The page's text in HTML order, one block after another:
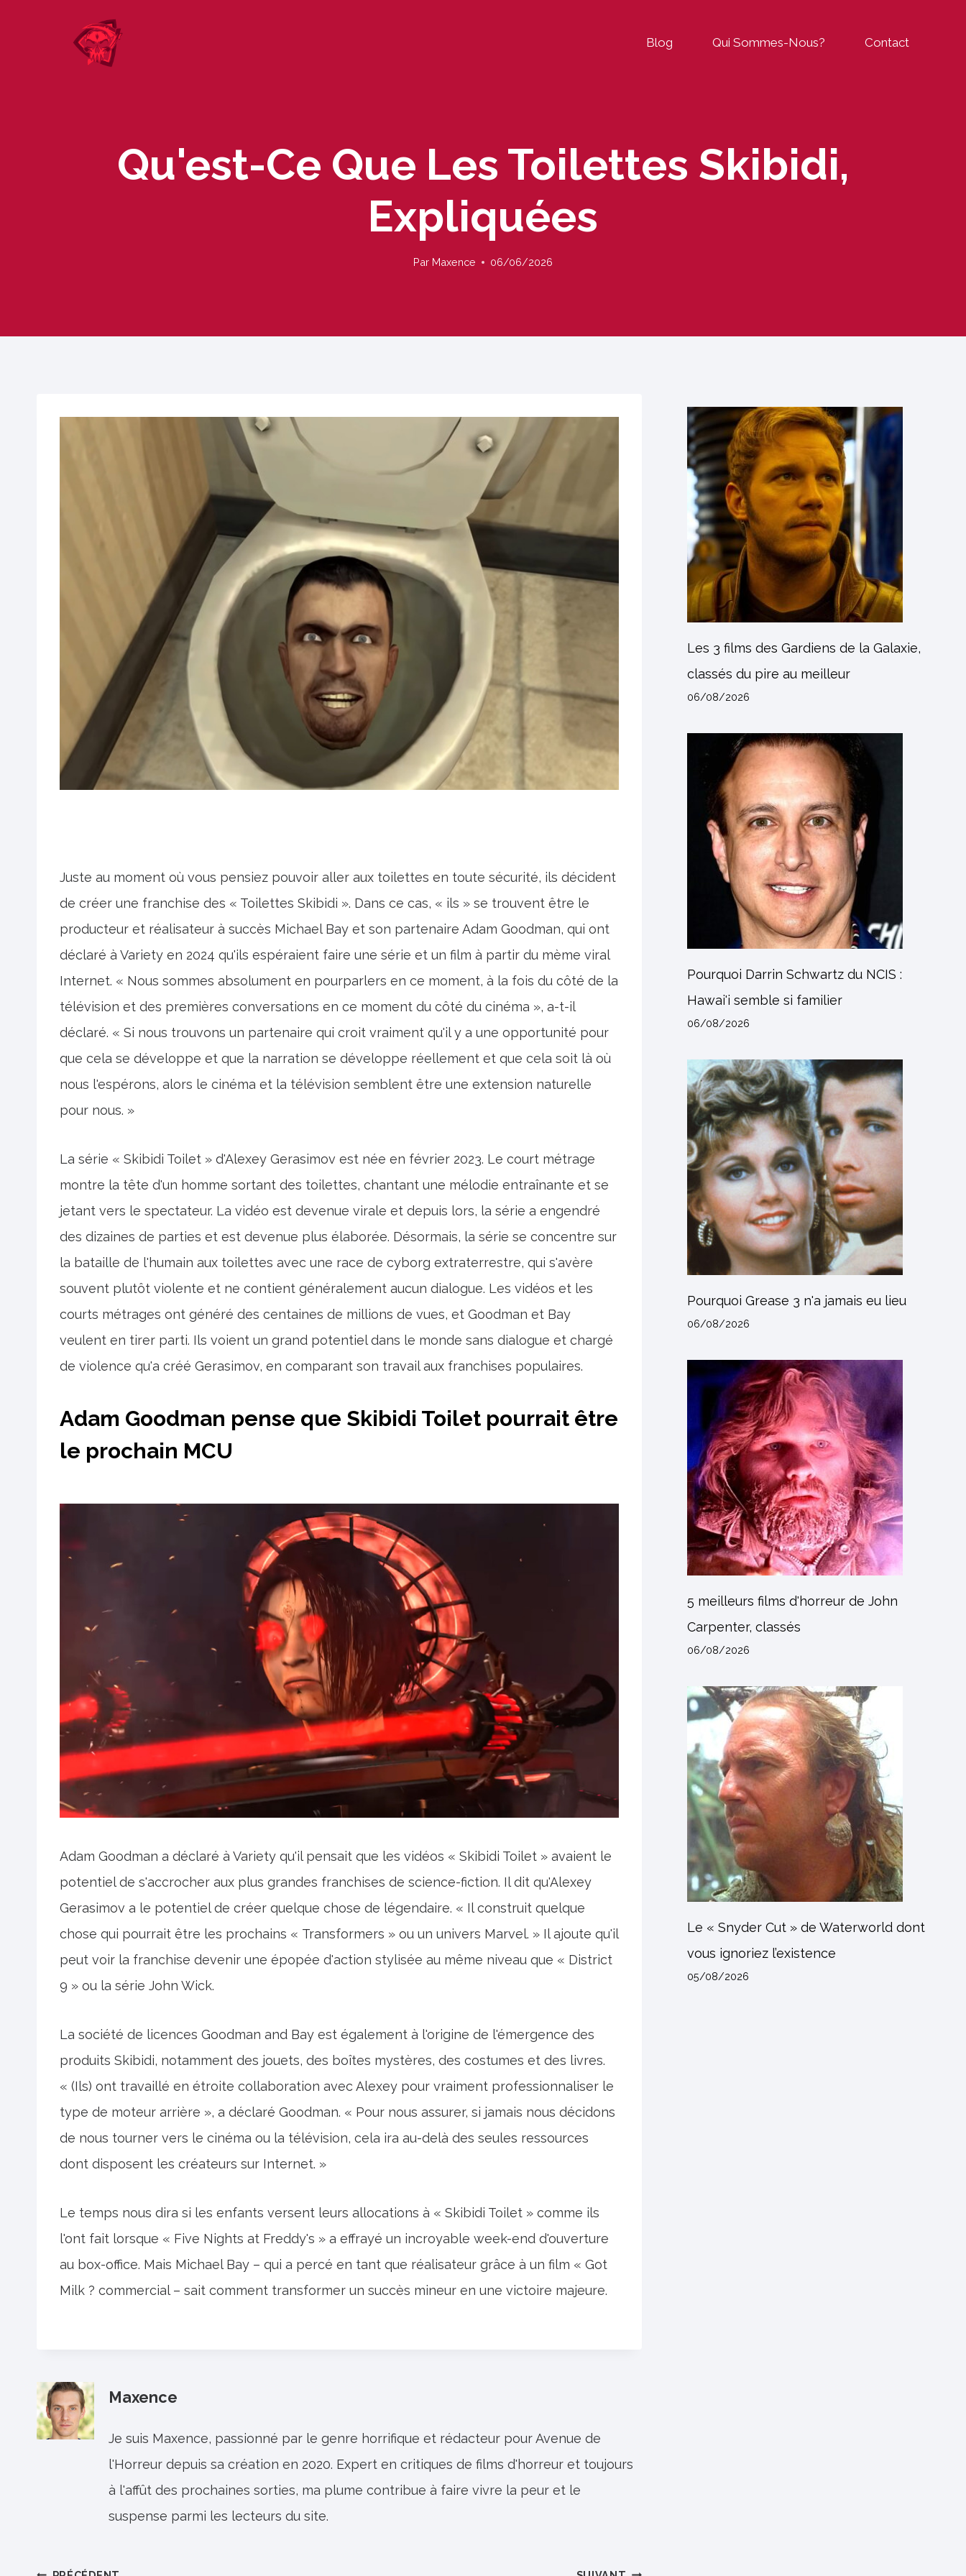
Blog Qui Sommes-Nous? Contact
Qu'est-Ce Que Les Toilettes Skibidi,
Expliquées
Par Maxence 06/06/2026
Juste au moment où vous pensiez pouvoir aller aux toilettes en toute sécurité, ils décident
de créer une franchise des « Toilettes Skibidi ». Dans ce cas, « ils » se trouvent être le
producteur et réalisateur à succès Michael Bay et son partenaire Adam Goodman, qui ont
déclaré à Variety en 2024 qu'ils espéraient faire une série et un film à partir du mème viral
Internet. « Nous sommes absolument en pourparlers en ce moment, à la fois du côté de la
télévision et des premières conversations en ce moment du côté du cinéma », a-t-il
déclaré. « Si nous trouvons un partenaire qui croit vraiment qu'il y a une opportunité pour
que cela se développe et que la narration se développe réellement et que cela soit là où
nous l'espérons, alors le cinéma et la télévision semblent être une extension naturelle
pour nous. »
La série « Skibidi Toilet » d'Alexey Gerasimov est née en février 2023. Le court métrage
montre la tête d'un homme sortant des toilettes, chantant une mélodie entraînante et se
jetant vers le spectateur. La vidéo est devenue virale et depuis lors, la série a engendré
des dizaines de parties et est devenue plus élaborée. Désormais, la série se concentre sur
la bataille de l'humain aux toilettes avec une race de cyborg extraterrestre, qui s'avère
souvent plutôt violente et ne contient généralement aucun dialogue. Les vidéos et les
courts métrages ont généré des centaines de millions de vues, et Goodman et Bay
veulent en tirer parti. Ils voient un grand potentiel dans le monde sans dialogue et chargé
de violence qu'a créé Gerasimov, en comparant son travail aux franchises populaires.
Adam Goodman pense que Skibidi Toilet pourrait être
le prochain MCU
Adam Goodman a déclaré à Variety qu'il pensait que les vidéos « Skibidi Toilet » avaient le
potentiel de s'accrocher aux plus grandes franchises de science-fiction. Il dit qu'Alexey
Gerasimov a le potentiel de créer quelque chose de légendaire. « Il construit quelque
chose qui pourrait être les prochains « Transformers » ou un univers Marvel. » Il ajoute qu'il
peut voir la franchise devenir une épopée d'action stylisée au même niveau que « District
9 » ou la série John Wick.
La société de licences Goodman and Bay est également à l'origine de l'émergence des
produits Skibidi, notamment des jouets, des boîtes mystères, des costumes et des livres.
« (Ils) ont travaillé en étroite collaboration avec Alexey pour vraiment professionnaliser le
type de moteur arrière », a déclaré Goodman. « Pour nous assurer, si jamais nous décidons
de nous tourner vers le cinéma ou la télévision, cela ira au-delà des seules ressources
dont disposent les créateurs sur Internet. »
Le temps nous dira si les enfants versent leurs allocations à « Skibidi Toilet » comme ils
l'ont fait lorsque « Five Nights at Freddy's » a effrayé un incroyable week-end d'ouverture
au box-office. Mais Michael Bay – qui a percé en tant que réalisateur grâce à un film « Got
Milk ? commercial – sait comment transformer un succès mineur en une victoire majeure.
Maxence
Je suis Maxence, passionné par le genre horrifique et rédacteur pour Avenue de
l'Horreur depuis sa création en 2020. Expert en critiques de films d'horreur et toujours
à l'affût des prochaines sorties, ma plume contribue à faire vivre la peur et le
suspense parmi les lecteurs du site.
Les 3 films des Gardiens de la Galaxie,
classés du pire au meilleur
06/08/2026
Pourquoi Darrin Schwartz du NCIS :
Hawai'i semble si familier
06/08/2026
Pourquoi Grease 3 n'a jamais eu lieu
06/08/2026
5 meilleurs films d'horreur de John
Carpenter, classés
06/08/2026
Le « Snyder Cut » de Waterworld dont
vous ignoriez l’existence
05/08/2026